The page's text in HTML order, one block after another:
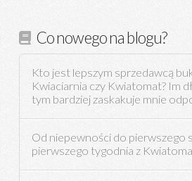
Co nowego na blogu?
Kto jest lepszym sprzedawcą
Kwiaciarnia czy Kwiatomat? Im
tym bardziej zaskakuje mnie
Od niepewności do pierwszego
pierwszego tygodnia z